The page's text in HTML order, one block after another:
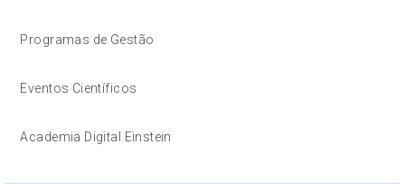
Programas de Gestão
Eventos Científicos
Academia Digital Einstein